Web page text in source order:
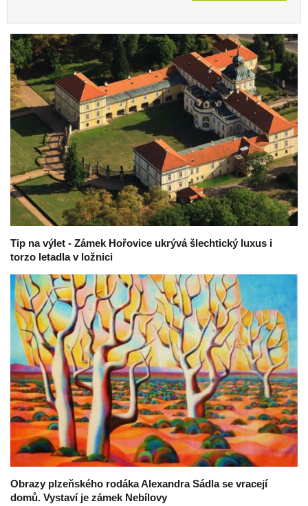
Tip na výlet - Zámek Hořovice ukrývá šlechtický luxus i
torzo letadla v ložnici
Obrazy plzeňského rodáka Alexandra Sádla se vracejí
domů. Vystaví je zámek Nebílovy